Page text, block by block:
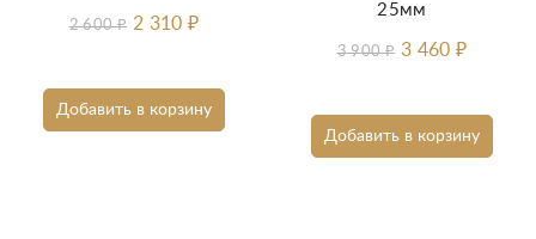
Добавить в корзину
2 600₽ 2 310₽
Добавить в корзину
25мм
3 900₽ 3 460₽